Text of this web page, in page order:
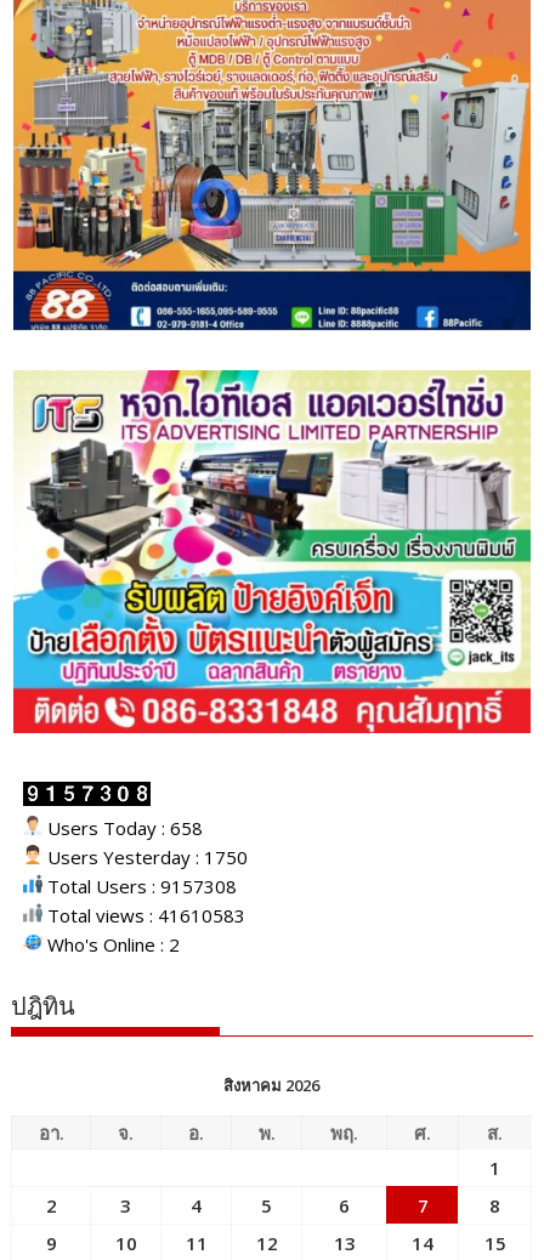
Users Today : 658
Users Yesterday : 1750
Total Users : 9157308
Total views : 41610583
Who's Online : 2
ปฎิทิน
สิงหาคม 2026
อา. จ. อ. พ. พฤ. ศ.
ส.
1
2
3 4 5 6 7
8
9
10 11 12 13 14
15